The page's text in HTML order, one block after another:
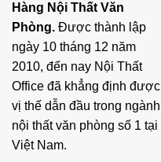
Hàng Nội Thất Văn
Phòng. Được thành lập
ngày 10 tháng 12 năm
2010, đến nay Nội Thất
Office đã khẳng định được
vị thế dẫn đầu trong ngành
nội thất văn phòng số 1 tại
Việt Nam.